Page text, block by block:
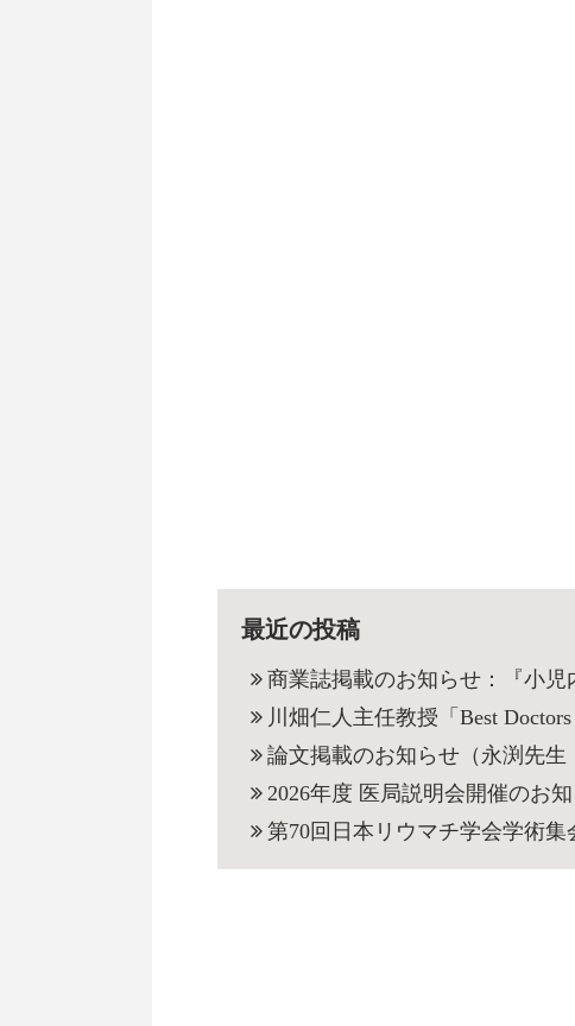
最近の投稿
商業誌掲載のお知らせ：『小
川畑仁人主任教授「Best
論文掲載のお知らせ（永渕先生
2026年度 医局説明会開催のお
第70回日本リウマチ学会学術集